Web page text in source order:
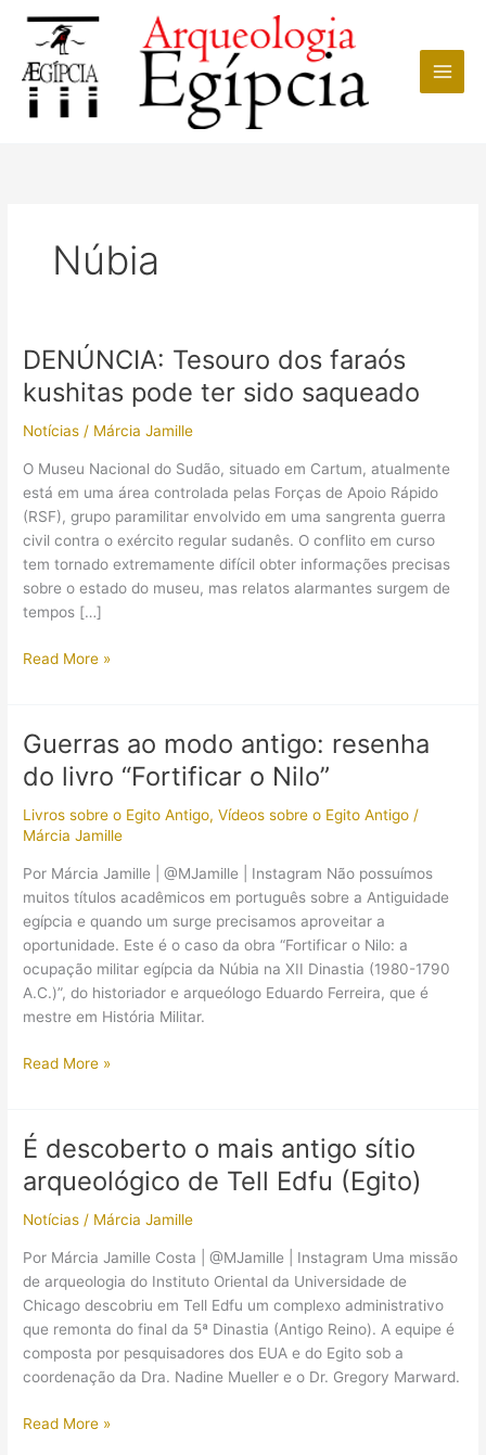
conteúdo
Núbia
DENÚNCIA: Tesouro dos faraós
kushitas pode ter sido saqueado
Notícias / Márcia Jamille
O Museu Nacional do Sudão, situado em Cartum, atualmente
está em uma área controlada pelas Forças de Apoio Rápido
(RSF), grupo paramilitar envolvido em uma sangrenta guerra
civil contra o exército regular sudanês. O conflito em curso
tem tornado extremamente difícil obter informações precisas
sobre o estado do museu, mas relatos alarmantes surgem de
tempos […]
DENÚNCIA:
kushitas
pode
sido
Read More »
Guerras ao modo antigo: resenha
do livro “Fortificar o Nilo”
Livros sobre o Egito Antigo,Vídeos sobre o Egito Antigo /
Márcia Jamille
Por Márcia Jamille | @MJamille | Instagram Não possuímos
muitos títulos acadêmicos em português sobre a Antiguidade
egípcia e quando um surge precisamos aproveitar a
oportunidade. Este é o caso da obra “Fortificar o Nilo: a
ocupação militar egípcia da Núbia na XII Dinastia (1980-1790
A.C.)”, do historiador e arqueólogo Eduardo Ferreira, que é
mestre em História Militar.
Guerras
antigo:
resenha
do
“Fortificar
o
Nilo”
Read More »
É descoberto o mais antigo sítio
arqueológico de Tell Edfu (Egito)
Notícias / Márcia Jamille
Por Márcia Jamille Costa | @MJamille | Instagram Uma missão
de arqueologia do Instituto Oriental da Universidade de
Chicago descobriu em Tell Edfu um complexo administrativo
que remonta do final da 5ª Dinastia (Antigo Reino). A equipe é
composta por pesquisadores dos EUA e do Egito sob a
coordenação da Dra. Nadine Mueller e o Dr. Gregory Marward.
É
Read More »